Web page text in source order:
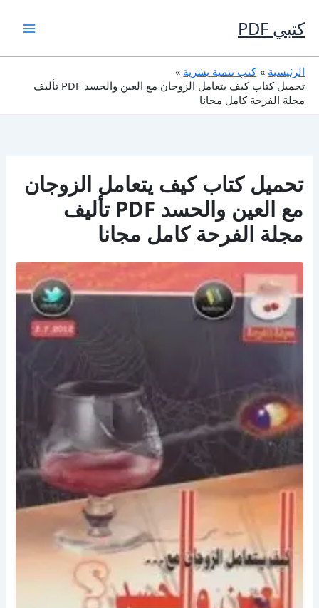
إلى
المحتوى
كتبي PDF
الرئيسية
كتب تنمية بشرية
تحميل كتاب كيف يتعامل الزوجان مع العين والحسد PDF تأليف
مجلة الفرحة كامل مجانا
تحميل كتاب كيف يتعامل الزوجان
مع العين والحسد PDF تأليف
مجلة الفرحة كامل مجانا